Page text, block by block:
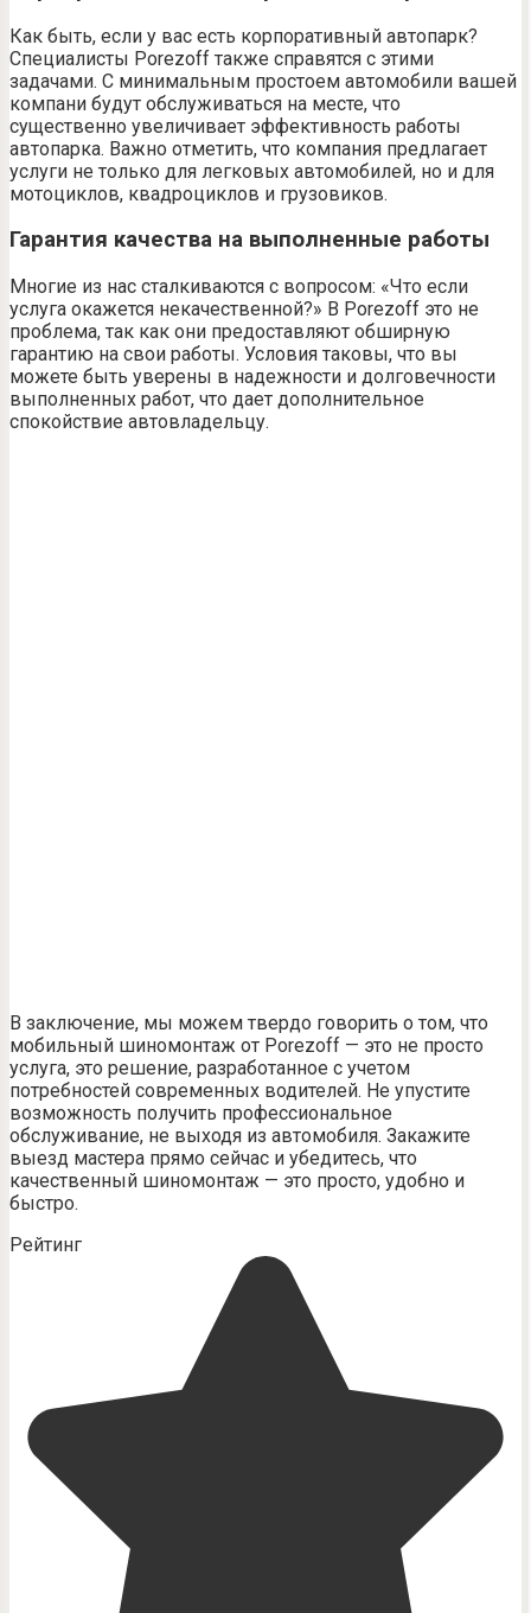
Как быть, если у вас есть корпоративный автопарк?
Специалисты Porezoff также справятся с этими
задачами. С минимальным простоем автомобили вашей
компани будут обслуживаться на месте, что
существенно увеличивает эффективность работы
автопарка. Важно отметить, что компания предлагает
услуги не только для легковых автомобилей, но и для
мотоциклов, квадроциклов и грузовиков.
Гарантия качества на выполненные работы
Многие из нас сталкиваются с вопросом: «Что если
услуга окажется некачественной?» В Porezoff это не
проблема, так как они предоставляют обширную
гарантию на свои работы. Условия таковы, что вы
можете быть уверены в надежности и долговечности
выполненных работ, что дает дополнительное
спокойствие автовладельцу.
В заключение, мы можем твердо говорить о том, что
мобильный шиномонтаж от Porezoff — это не просто
услуга, это решение, разработанное с учетом
потребностей современных водителей. Не упустите
возможность получить профессиональное
обслуживание, не выходя из автомобиля. Закажите
выезд мастера прямо сейчас и убедитесь, что
качественный шиномонтаж — это просто, удобно и
быстро.
Рейтинг